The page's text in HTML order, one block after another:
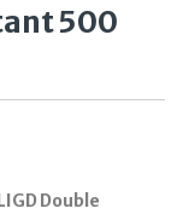
500
Double